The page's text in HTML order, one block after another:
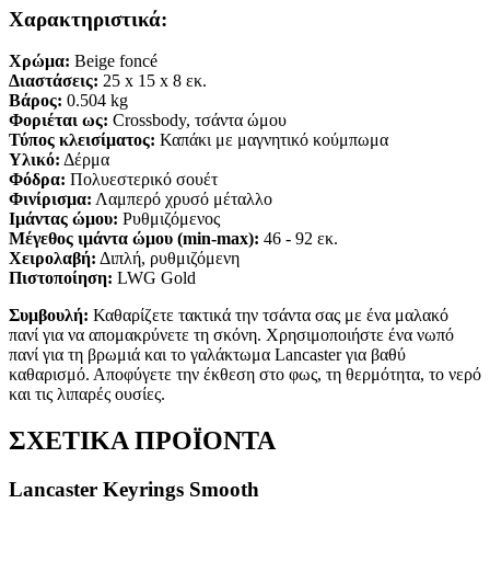
Χαρακτηριστικά:
Χρώμα: Beige foncé
Διαστάσεις: 25 x 15 x 8 εκ.
Βάρος: 0.504 kg
Φοριέται ως: Crossbody, τσάντα ώμου
Τύπος κλεισίματος: Καπάκι με μαγνητικό κούμπωμα
Υλικό: Δέρμα
Φόδρα: Πολυεστερικό σουέτ
Φινίρισμα: Λαμπερό χρυσό μέταλλο
Ιμάντας ώμου: Ρυθμιζόμενος
Μέγεθος ιμάντα ώμου (min-max): 46 - 92 εκ.
Χειρολαβή: Διπλή, ρυθμιζόμενη
Πιστοποίηση: LWG Gold
Συμβουλή: Καθαρίζετε τακτικά την τσάντα σας με ένα μαλακό
πανί για να απομακρύνετε τη σκόνη. Χρησιμοποιήστε ένα νωπό
πανί για τη βρωμιά και το γαλάκτωμα Lancaster για βαθύ
καθαρισμό. Αποφύγετε την έκθεση στο φως, τη θερμότητα, το νερό
και τις λιπαρές ουσίες.
ΣΧΕΤΙΚΑ ΠΡΟΪΟΝΤΑ
Lancaster Keyrings Smooth